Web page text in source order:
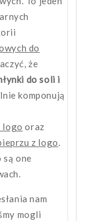
do
że
do soli i
komponują
logo oraz
z logo.
one
nam
mogli